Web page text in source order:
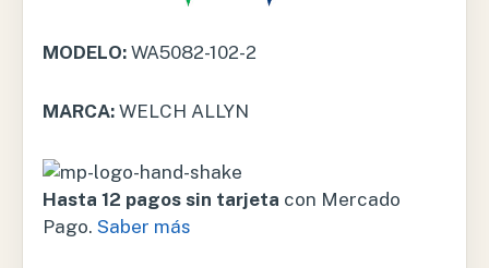
MODELO: WA5082-102-2
MARCA: WELCH ALLYN
Hasta 12 pagos sin tarjeta con Mercado
Pago. Saber más